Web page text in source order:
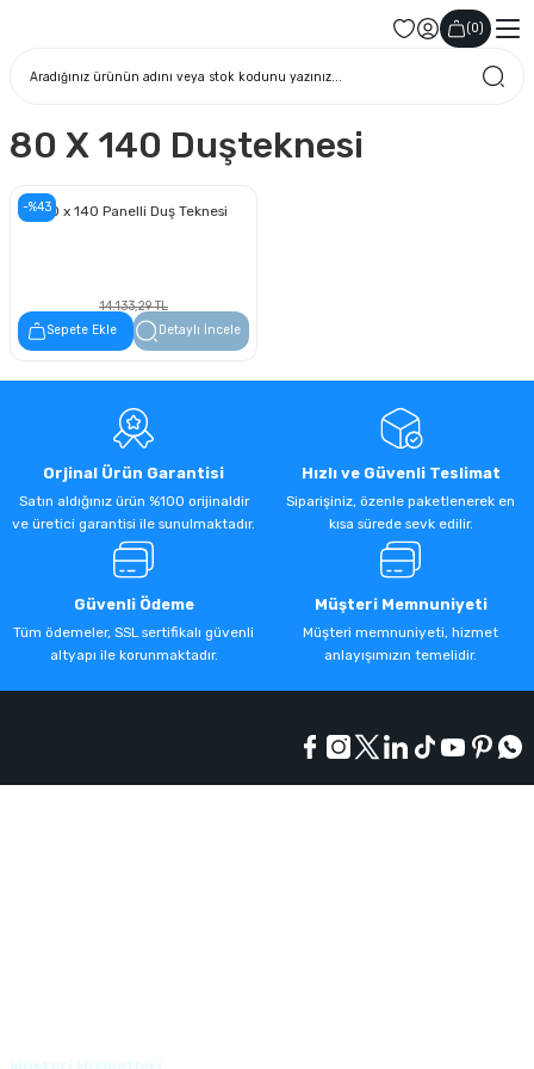
(0)
80 X 140 Duşteknesi
-%4380 x 140 Panelli Duş Teknesi
14.133,29 TL
8.055,97 TL
Sepete Ekle Detaylı İncele
Orjinal Ürün Garantisi
Satın aldığınız ürün %100 orijinaldir
ve üretici garantisi ile sunulmaktadır.
Hızlı ve Güvenli Teslimat
Siparişiniz, özenle paketlenerek en
kısa sürede sevk edilir.
Güvenli Ödeme
Tüm ödemeler, SSL sertifikalı güvenli
altyapı ile korunmaktadır.
Müşteri Memnuniyeti
Müşteri memnuniyeti, hizmet
anlayışımızın temelidir.